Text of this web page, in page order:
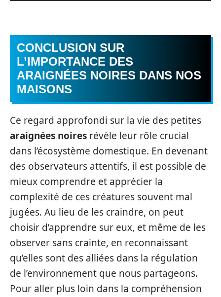
CONCLUSION SUR
L’IMPORTANCE DES
ARAIGNÉES NOIRES DANS NOS
MAISONS
Ce regard approfondi sur la vie des petites
araignées noires révèle leur rôle crucial
dans l’écosystème domestique. En devenant
des observateurs attentifs, il est possible de
mieux comprendre et apprécier la
complexité de ces créatures souvent mal
jugées. Au lieu de les craindre, on peut
choisir d’apprendre sur eux, et même de les
observer sans crainte, en reconnaissant
qu’elles sont des alliées dans la régulation
de l’environnement que nous partageons.
Pour aller plus loin dans la compréhension